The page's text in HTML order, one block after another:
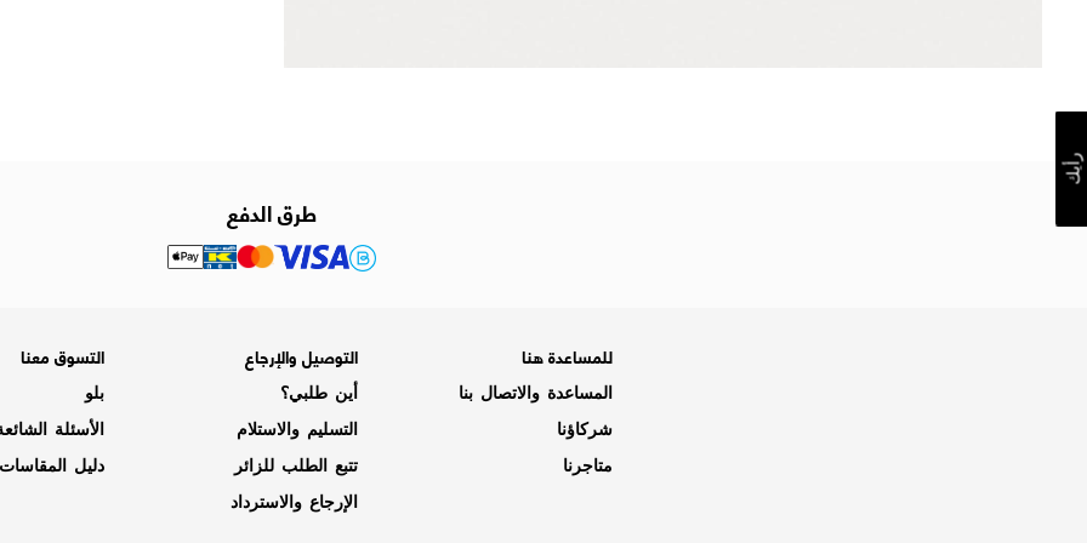
طرق الدفع
للمساعدة هنا
المساعدة والاتصال بنا
شركاؤنا
متاجرنا
التوصيل والإرجاع
أين طلبي؟
التسليم والاستلام
تتبع الطلب للزائر
الإرجاع والاسترداد
التسوق معنا
بلو
الأسئلة
دليل المقاسات
رأيك